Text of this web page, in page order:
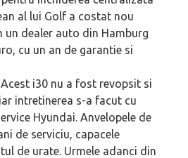
al lui Golf a costat nou
un dealer auto din Hamburg
cu un an de garantie si
Acest i30 nu a fost revopsit si
intretinerea s-a facut cu
Hyundai. Anvelopele de
de serviciu, capacele
de urate. Urmele adanci din